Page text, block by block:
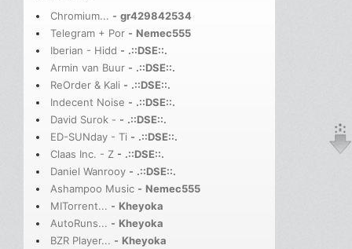
Chromium... - gr429842534
Telegram + Por - Nemec555
Iberian - Hidd - .::DSE::.
Armin van Buur - .::DSE::.
ReOrder & Kali - .::DSE::.
Indecent Noise - .::DSE::.
David Surok - - .::DSE::.
ED-SUNday - Ti - .::DSE::.
Claas Inc. - Z - .::DSE::.
Daniel Wanrooy - .::DSE::.
Ashampoo Music - Nemec555
MITorrent... - Kheyoka
AutoRuns... - Kheyoka
BZR Player... - Kheyoka